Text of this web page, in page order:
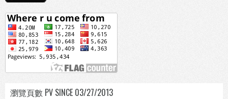
瀏覽頁數 PV SINCE 03/27/2013